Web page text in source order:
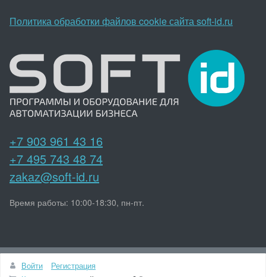
Политика обработки файлов cookie сайта soft-id.ru
+7 903 961 43 16
+7 495 743 48 74
zakaz@soft-id.ru
Время работы: 10:00-18:30, пн-пт.
Войти
Регистрация